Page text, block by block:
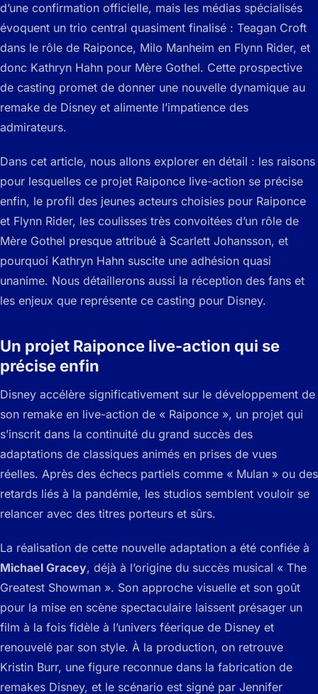
d’une confirmation officielle, mais les médias spécialisés
évoquent un trio central quasiment finalisé : Teagan Croft
dans le rôle de Raiponce, Milo Manheim en Flynn Rider, et
donc Kathryn Hahn pour Mère Gothel. Cette prospective
de casting promet de donner une nouvelle dynamique au
remake de Disney et alimente l’impatience des
admirateurs.
Dans cet article, nous allons explorer en détail : les raisons
pour lesquelles ce projet Raiponce live-action se précise
enfin, le profil des jeunes acteurs choisies pour Raiponce
et Flynn Rider, les coulisses très convoitées d’un rôle de
Mère Gothel presque attribué à Scarlett Johansson, et
pourquoi Kathryn Hahn suscite une adhésion quasi
unanime. Nous détaillerons aussi la réception des fans et
les enjeux que représente ce casting pour Disney.
Un projet Raiponce live-action qui se
précise enfin
Disney accélère significativement sur le développement de
son remake en live-action de « Raiponce », un projet qui
s’inscrit dans la continuité du grand succès des
adaptations de classiques animés en prises de vues
réelles. Après des échecs partiels comme « Mulan » ou des
retards liés à la pandémie, les studios semblent vouloir se
relancer avec des titres porteurs et sûrs.
La réalisation de cette nouvelle adaptation a été confiée à
Michael Gracey, déjà à l’origine du succès musical « The
Greatest Showman ». Son approche visuelle et son goût
pour la mise en scène spectaculaire laissent présager un
film à la fois fidèle à l’univers féerique de Disney et
renouvelé par son style. À la production, on retrouve
Kristin Burr, une figure reconnue dans la fabrication de
remakes Disney, et le scénario est signé par Jennifer